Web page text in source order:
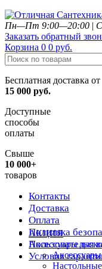
Пн—Пт 9:00—20:00 |
Заказать обратный
Корзина 0 0 руб.
Бесплатная доставка от
15 000 руб.
Доступные
способы
оплаты
Свыше
10 000+
товаров
Контакты
Доставка
Оплата
Политика
Условия
АКЦИЯ
Аксессуары для